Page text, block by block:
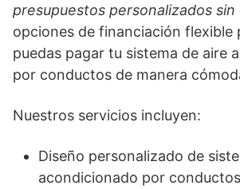
presupuestos personalizados
opciones de financiación flexible
puedas pagar tu sistema de aire
por conductos de manera
Nuestros servicios incluyen:
Diseño personalizado de
acondicionado por conductos